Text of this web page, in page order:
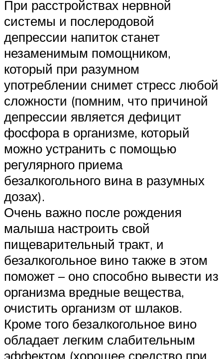
При расстройствах нервной
системы и послеродовой
депрессии напиток станет
незаменимым помощником,
который при разумном
употреблении снимет стресс любой
сложности (помним, что причиной
депрессии является дефицит
фосфора в организме, который
можно устранить с помощью
регулярного приема
безалкогольного вина в разумных
дозах).
Очень важно после рождения
малыша настроить свой
пищеварительный тракт, и
безалкогольное вино также в этом
поможет – оно способно вывести из
организма вредные вещества,
очистить организм от шлаков.
Кроме того безалкогольное вино
обладает легким слабительным
эффектом (хорошее средство при